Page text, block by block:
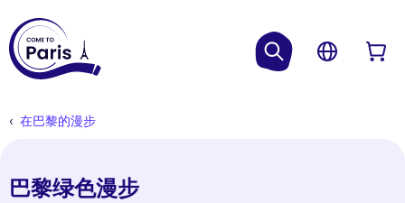
在巴黎的漫步
巴黎绿色漫步